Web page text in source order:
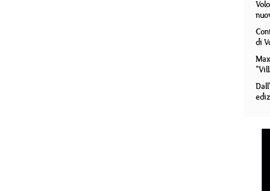
di